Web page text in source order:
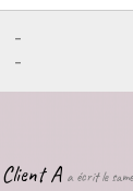
-
-
Client A a écrit le